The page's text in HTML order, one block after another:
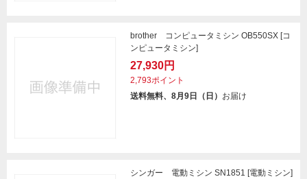
brother コンピュータミシン OB550SX [コ
ンピュータミシン]
27,930円
2,793ポイント
送料無料、8月9日（日） お届け
シンガー 電動ミシン SN1851 [電動ミシン]